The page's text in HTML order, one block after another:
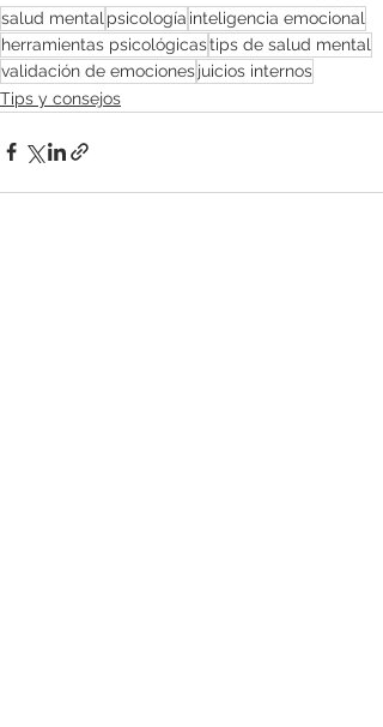
salud mental psicología inteligencia emocional
herramientas psicológicastips de salud mental
validación de emocionesjuicios internos
Tips y consejos